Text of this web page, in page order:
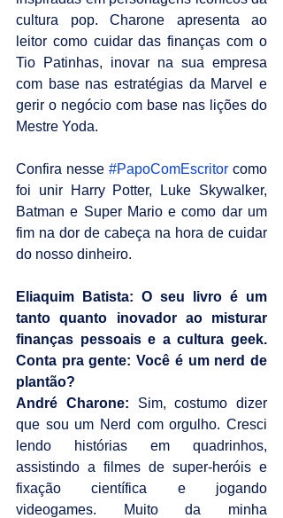
cultura pop. Charone apresenta ao
leitor como cuidar das finanças com o
Tio Patinhas, inovar na sua empresa
com base nas estratégias da Marvel e
gerir o negócio com base nas lições do
Mestre Yoda.
Confira nesse #PapoComEscritor como
foi unir Harry Potter, Luke Skywalker,
Batman e Super Mario e como dar um
fim na dor de cabeça na hora de cuidar
do nosso dinheiro.
Eliaquim Batista: O seu livro é um
tanto quanto inovador ao misturar
finanças pessoais e a cultura geek.
Conta pra gente: Você é um nerd de
plantão?
André Charone: Sim, costumo dizer
que sou um Nerd com orgulho. Cresci
lendo histórias em quadrinhos,
assistindo a filmes de super-heróis e
fixação científica e jogando
videogames. Muito da minha